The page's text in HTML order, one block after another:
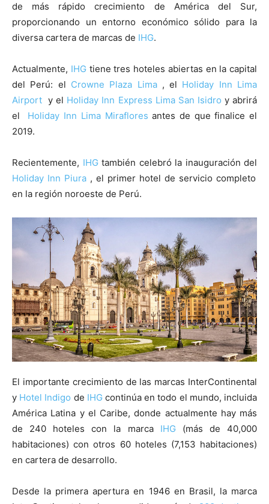
de más rápido crecimiento de América del Sur,
proporcionando un entorno económico sólido para la
diversa cartera de marcas de IHG.
Actualmente, IHGtiene tres hoteles abiertas en la capital
del Perú: el Crowne Plaza Lima , el Holiday Inn Lima
Airport y el Holiday Inn Express Lima San Isidro y abrirá
el Holiday Inn Lima Miraflores antes de que finalice el
2019.
Recientemente, IHGtambién celebró la inauguración del
Holiday Inn Piura , el primer hotel de servicio completo
en la región noroeste de Perú.
El importante crecimiento de las marcas InterContinental
y Hotel Indigo de IHGcontinúa en todo el mundo, incluida
América Latina y el Caribe, donde actualmente hay más
de 240 hoteles con la marca IHG(más de 40,000
habitaciones) con otros 60 hoteles (7,153 habitaciones)
en cartera de desarrollo.
Desde la primera apertura en 1946 en Brasil, la marca